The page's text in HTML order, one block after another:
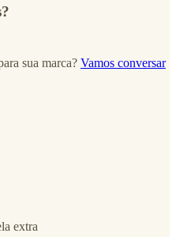
sua marca? Vamos conversar
extra